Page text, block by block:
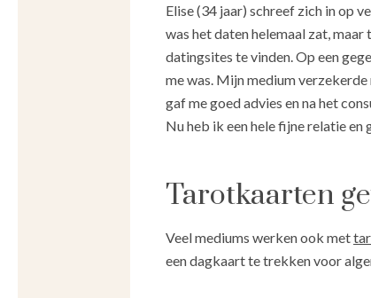
Elise (34 jaar) schreef zich in op
was het daten helemaal zat,
datingsites te vinden. Op een
me was. Mijn medium
gaf me goed advies en na het
Nu heb ik een hele fijne relatie
Tarotkaarten
Veel mediums werken ook met
een dagkaart te trekken voor